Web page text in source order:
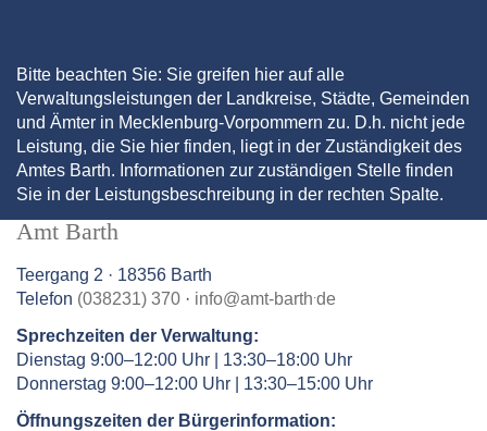
Bitte beachten Sie: Sie greifen hier auf alle
Verwaltungsleistungen der Landkreise, Städte, Gemeinden
und Ämter in Mecklenburg-Vorpommern zu. D.h. nicht jede
Leistung, die Sie hier finden, liegt in der Zuständigkeit des
Amtes Barth. Informationen zur zuständigen Stelle finden
Sie in der Leistungsbeschreibung in der rechten Spalte.
Amt Barth
Teergang 2 · 18356 Barth
Telefon (038231) 370 · info@amt-barth de
Sprechzeiten der Verwaltung:
Dienstag 9:00–12:00 Uhr | 13:30–18:00 Uhr
Donnerstag 9:00–12:00 Uhr | 13:30–15:00 Uhr
Öffnungszeiten der Bürgerinformation: